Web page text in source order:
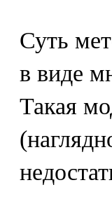
Суть
в виде
Такая